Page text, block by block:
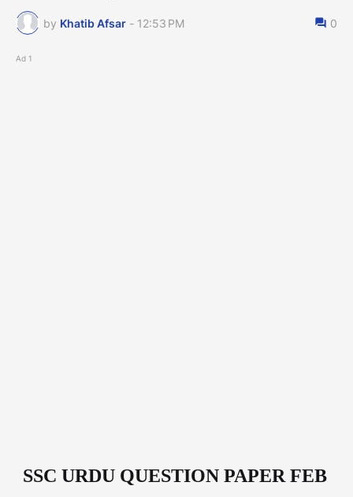
by Khatib Afsar - 12:53 PM 0
Ad 1
SSC URDU QUESTION PAPER FEB